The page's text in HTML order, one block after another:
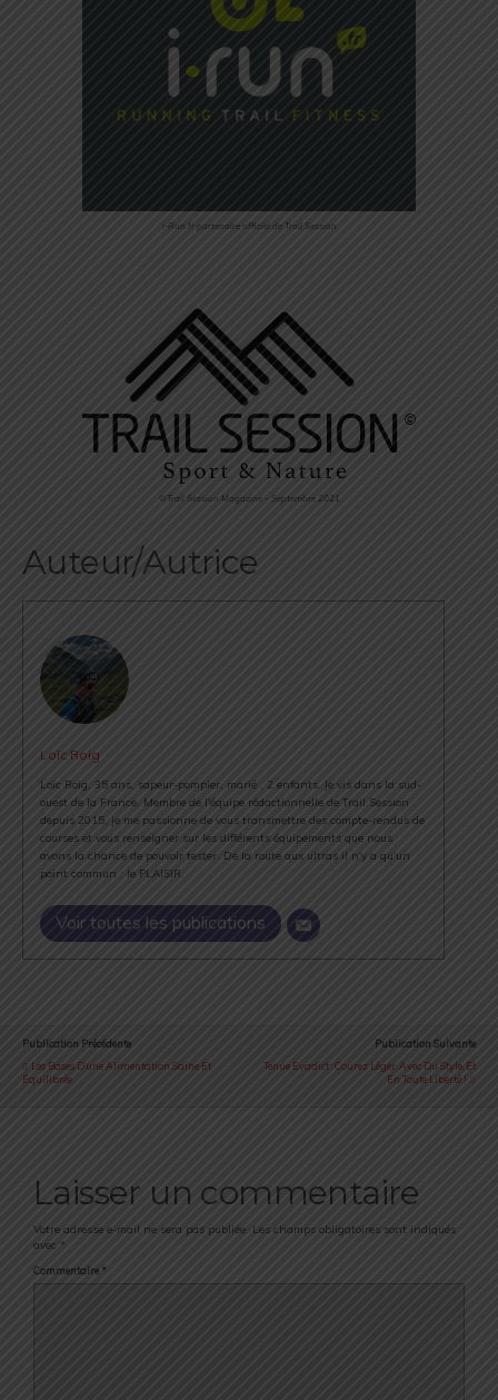
i-Run.fr partenaire officiel de Trail Session
©Trail Session Magazine – Septembre 2021
Auteur/Autrice
Loïc Roig
Loïc Roig, 35 ans, sapeur-pompier, marié , 2 enfants. Je vis dans la sud-
ouest de la France. Membre de l'équipe rédactionnelle de Trail Session
depuis 2015, je me passionne de vous transmettre des compte-rendus de
courses et vous renseigner sur les différents équipements que nous
avons la chance de pouvoir tester. De la route aux ultras il n'y a qu'un
point commun : le PLAISIR.
Voir toutes les publications
Publication Précédente
Les Bases D’une Alimentation Saine Et
Équilibrée
Publication Suivante
Tenue Evadict : Courez Léger, Avec Du Style, Et
En Toute Liberté !
Laisser un commentaire
Votre adresse e-mail ne sera pas publiée. Les champs obligatoires sont indiqués
avec *
Commentaire *